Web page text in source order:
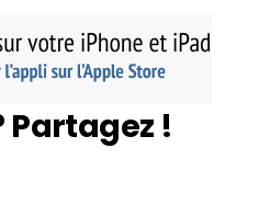
Partagez !